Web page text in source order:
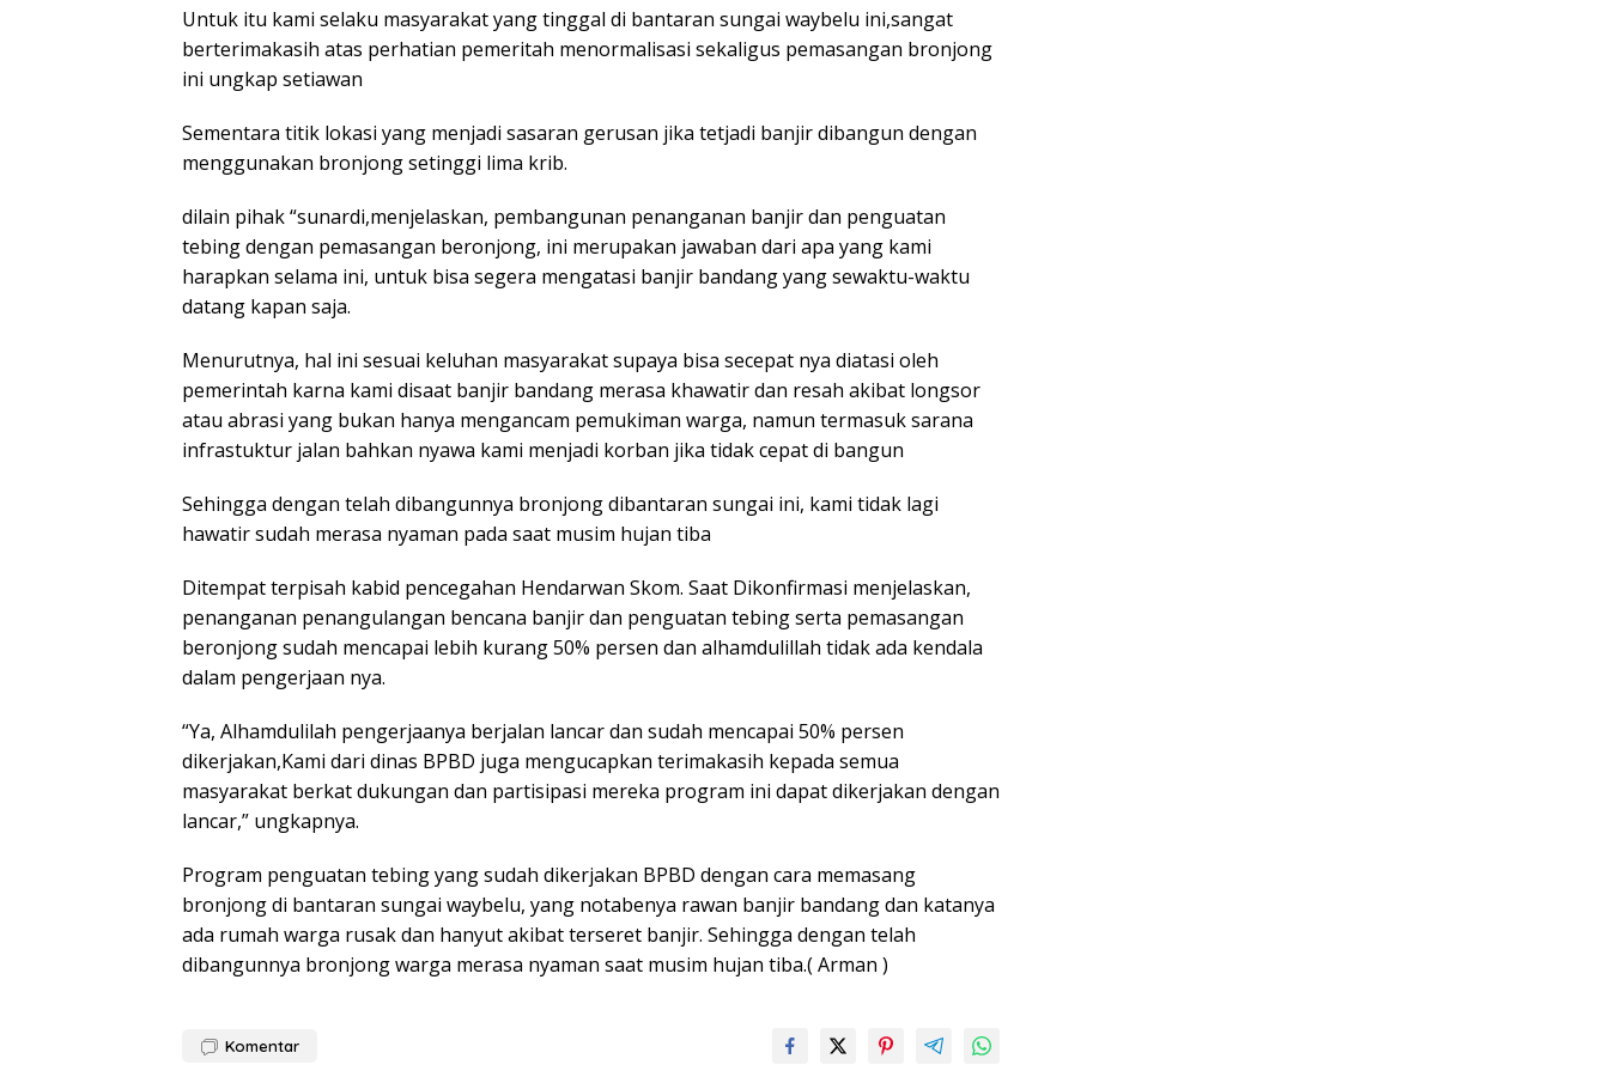
Untuk itu kami selaku masyarakat yang tinggal di bantaran sungai waybelu ini,sangat
berterimakasih atas perhatian pemeritah menormalisasi sekaligus pemasangan bronjong
ini ungkap setiawan
Sementara titik lokasi yang menjadi sasaran gerusan jika tetjadi banjir dibangun dengan
menggunakan bronjong setinggi lima krib.
dilain pihak “sunardi,menjelaskan, pembangunan penanganan banjir dan penguatan
tebing dengan pemasangan beronjong, ini merupakan jawaban dari apa yang kami
harapkan selama ini, untuk bisa segera mengatasi banjir bandang yang sewaktu-waktu
datang kapan saja.
Menurutnya, hal ini sesuai keluhan masyarakat supaya bisa secepat nya diatasi oleh
pemerintah karna kami disaat banjir bandang merasa khawatir dan resah akibat longsor
atau abrasi yang bukan hanya mengancam pemukiman warga, namun termasuk sarana
infrastuktur jalan bahkan nyawa kami menjadi korban jika tidak cepat di bangun
Sehingga dengan telah dibangunnya bronjong dibantaran sungai ini, kami tidak lagi
hawatir sudah merasa nyaman pada saat musim hujan tiba
Ditempat terpisah kabid pencegahan Hendarwan Skom. Saat Dikonfirmasi menjelaskan,
penanganan penangulangan bencana banjir dan penguatan tebing serta pemasangan
beronjong sudah mencapai lebih kurang 50% persen dan alhamdulillah tidak ada kendala
dalam pengerjaan nya.
“Ya, Alhamdulilah pengerjaanya berjalan lancar dan sudah mencapai 50% persen
dikerjakan,Kami dari dinas BPBD juga mengucapkan terimakasih kepada semua
masyarakat berkat dukungan dan partisipasi mereka program ini dapat dikerjakan dengan
lancar,” ungkapnya.
Program penguatan tebing yang sudah dikerjakan BPBD dengan cara memasang
bronjong di bantaran sungai waybelu, yang notabenya rawan banjir bandang dan katanya
ada rumah warga rusak dan hanyut akibat terseret banjir. Sehingga dengan telah
dibangunnya bronjong warga merasa nyaman saat musim hujan tiba.( Arman )
Komentar